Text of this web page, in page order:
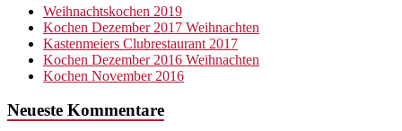
Weihnachtskochen 2019
Kochen Dezember 2017 Weihnachten
Kastenmeiers Clubrestaurant 2017
Kochen Dezember 2016 Weihnachten
Kochen November 2016
Neueste Kommentare